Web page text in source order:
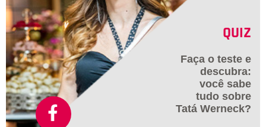
QUIZ
Faça o teste e
descubra:
você sabe
tudo sobre
Tatá Werneck?